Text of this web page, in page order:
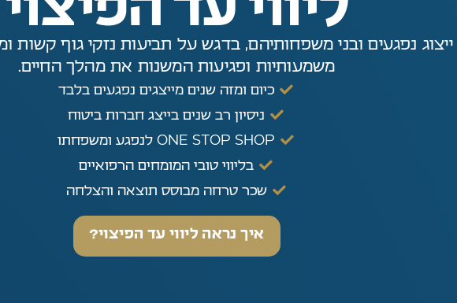
ייצוג נפגעים ובני משפחותיהם, בדגש על תביעות נזקי גוף קשות
משמעותיות ופגיעות המשנות את מהלך החיים.
כיום ומזה שנים מייצגים נפגעים בלבד
ניסיון רב שנים בייצג חברות ביטוח
ONE STOP SHOP לנפגע ומשפחתו
בליווי טובי המומחים הרפואיים
שכר טרחה מבוסס תוצאה והצלחה
איך נראה ליווי עד הפיצוי?